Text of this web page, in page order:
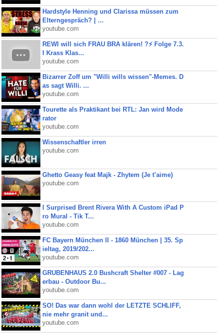
Hardstyle Henning und Clarissa müssen zum
Elterngespräch? | ...
youtube.com
REWI will sich FRAU BRA klären! ?⚡️ Folge 7.3.
I Krass Klas...
youtube.com
Bizarrer Zoff um "Willi wills wissen"-Memes. D
as sagt Willi. ...
youtube.com
Tourette als Praktikant bei RTL: Jan wird Mode
rator
youtube.com
Wissenschaftler irren
youtube.com
Ghetto Geasy feat Majk - Zhytem (Je t’aime)
youtube.com
I Surprised Brent Rivera With A Custom iPad P
ro Mural - Tik T...
youtube.com
FC Bayern München II - 1860 München | 35. Sp
ieltag, 2019/202...
youtube.com
GRUBENHAUS 2.0 Bushcraft Shelter #007 - Lag
erbau - Outdoor Bu...
youtube.com
SO! Das war dann wohl der LETZTE SCHLIFF,
nie mehr granit und...
youtube.com